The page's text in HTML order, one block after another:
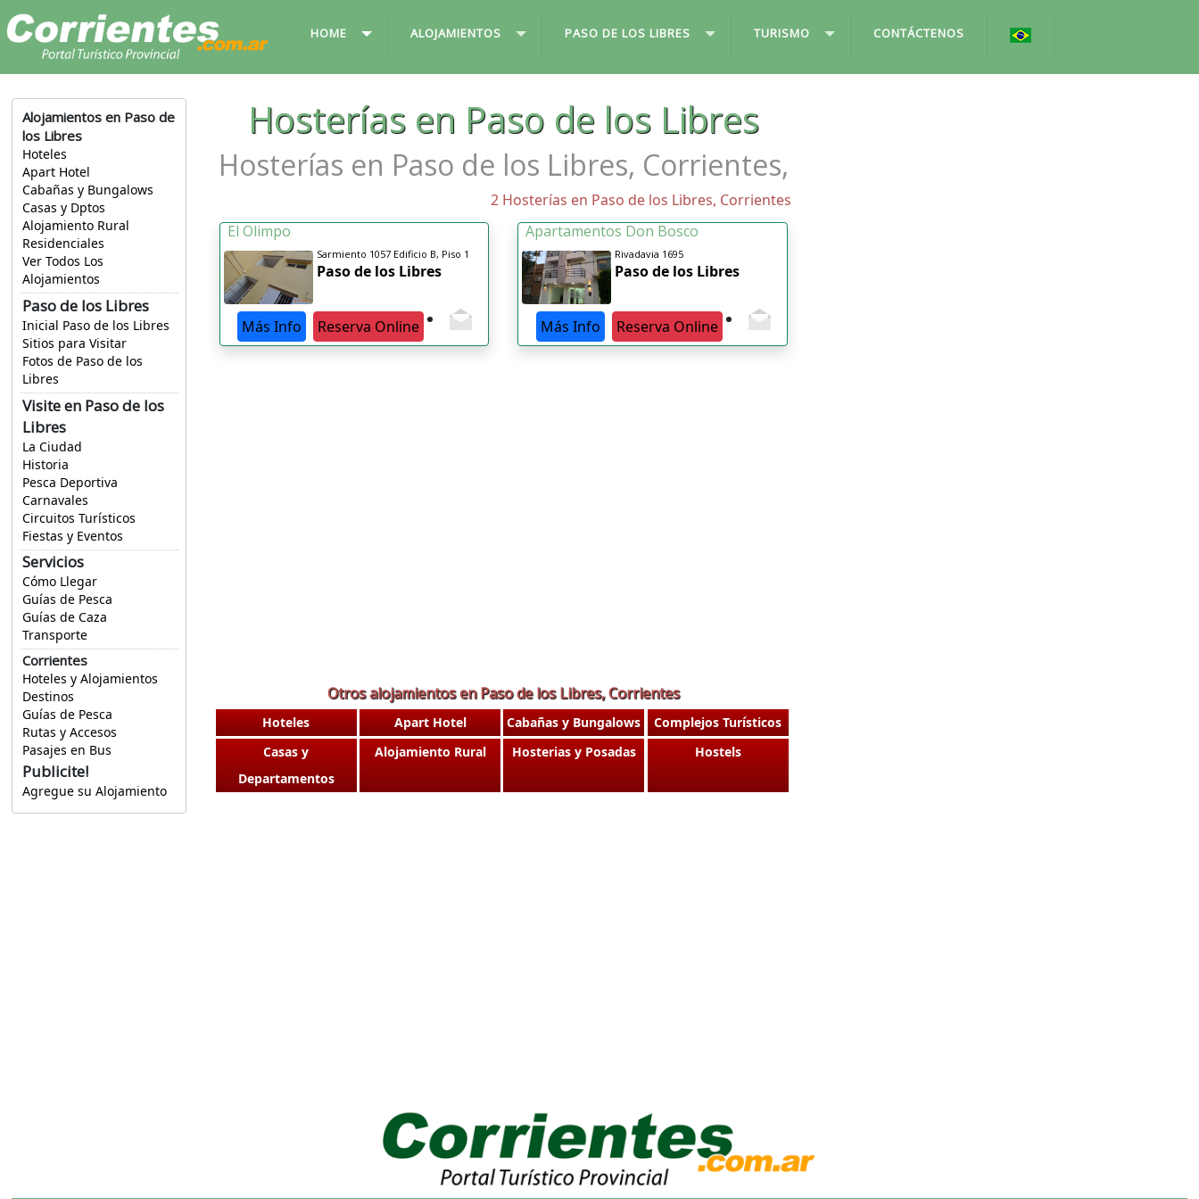
HOME ALOJAMIENTOS PASO DE LOS LIBRES TURISMO CONTÁCTENOS
Alojamientos en Paso de
los Libres
Hoteles
Apart Hotel
Cabañas y Bungalows
Casas y Dptos
Alojamiento Rural
Residenciales
Ver Todos Los
Alojamientos
Paso de los Libres
Inicial Paso de los Libres
Sitios para Visitar
Fotos de Paso de los
Libres
Visite en Paso de los
Libres
La Ciudad
Historia
Pesca Deportiva
Carnavales
Circuitos Turísticos
Fiestas y Eventos
Servicios
Cómo Llegar
Guías de Pesca
Guías de Caza
Transporte
Corrientes
Hoteles y Alojamientos
Destinos
Guías de Pesca
Rutas y Accesos
Pasajes en Bus
Publicite!
Agregue su Alojamiento
Hosterías en Paso de los Libres
Hosterías en Paso de los Libres, Corrientes,
2 Hosterías en Paso de los Libres, Corrientes
El Olimpo
Sarmiento 1057 Edificio B, Piso 1
Paso de los Libres
Más Info Reserva Online
Apartamentos Don Bosco
Rivadavia 1695
Paso de los Libres
Más Info Reserva Online
Otros alojamientos en Paso de los Libres, Corrientes
Hoteles Apart Hotel Cabañas y Bungalows
Complejos Turísticos
Casas y
Departamentos
Alojamiento Rural Hosterias y Posadas Hostels